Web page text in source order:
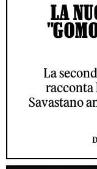
LA
La
racconta
Savastano